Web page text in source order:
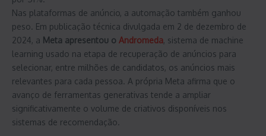
Nas plataformas de anúncio, a automação também ganhou
peso. Em publicação técnica divulgada em 2 de dezembro de
2024, a Meta apresentou o Andromeda, sistema de machine
learning usado na etapa de recuperação de anúncios para
selecionar, entre milhões de candidatos, os anúncios mais
relevantes para cada pessoa. A própria Meta afirma que o
avanço de ferramentas generativas tende a ampliar
significativamente o volume de criativos disponíveis nos
sistemas de recomendação.